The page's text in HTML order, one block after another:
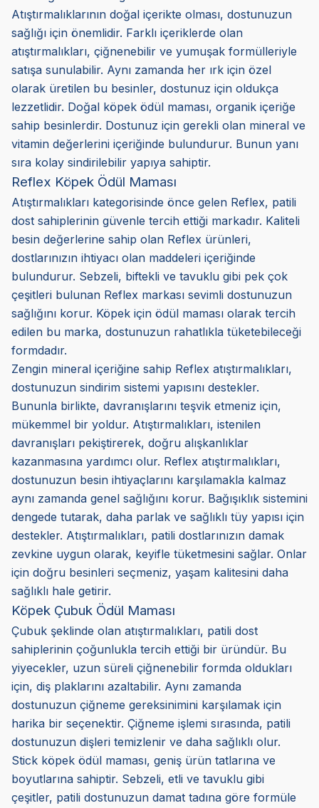
Atıştırmalıklarının doğal içerikte olması, dostunuzun
sağlığı için önemlidir. Farklı içeriklerde olan
atıştırmalıkları, çiğnenebilir ve yumuşak formülleriyle
satışa sunulabilir. Aynı zamanda her ırk için özel
olarak üretilen bu besinler, dostunuz için oldukça
lezzetlidir. Doğal köpek ödül maması, organik içeriğe
sahip besinlerdir. Dostunuz için gerekli olan mineral ve
vitamin değerlerini içeriğinde bulundurur. Bunun yanı
sıra kolay sindirilebilir yapıya sahiptir.
Reflex Köpek Ödül Maması
Atıştırmalıkları kategorisinde önce gelen Reflex, patili
dost sahiplerinin güvenle tercih ettiği markadır. Kaliteli
besin değerlerine sahip olan Reflex ürünleri,
dostlarınızın ihtiyacı olan maddeleri içeriğinde
bulundurur. Sebzeli, biftekli ve tavuklu gibi pek çok
çeşitleri bulunan Reflex markası sevimli dostunuzun
sağlığını korur. Köpek için ödül maması olarak tercih
edilen bu marka, dostunuzun rahatlıkla tüketebileceği
formdadır.
Zengin mineral içeriğine sahip Reflex atıştırmalıkları,
dostunuzun sindirim sistemi yapısını destekler.
Bununla birlikte, davranışlarını teşvik etmeniz için,
mükemmel bir yoldur. Atıştırmalıkları, istenilen
davranışları pekiştirerek, doğru alışkanlıklar
kazanmasına yardımcı olur. Reflex atıştırmalıkları,
dostunuzun besin ihtiyaçlarını karşılamakla kalmaz
aynı zamanda genel sağlığını korur. Bağışıklık sistemini
dengede tutarak, daha parlak ve sağlıklı tüy yapısı için
destekler. Atıştırmalıkları, patili dostlarınızın damak
zevkine uygun olarak, keyifle tüketmesini sağlar. Onlar
için doğru besinleri seçmeniz, yaşam kalitesini daha
sağlıklı hale getirir.
Köpek Çubuk Ödül Maması
Çubuk şeklinde olan atıştırmalıkları, patili dost
sahiplerinin çoğunlukla tercih ettiği bir üründür. Bu
yiyecekler, uzun süreli çiğnenebilir formda oldukları
için, diş plaklarını azaltabilir. Aynı zamanda
dostunuzun çiğneme gereksinimini karşılamak için
harika bir seçenektir. Çiğneme işlemi sırasında, patili
dostunuzun dişleri temizlenir ve daha sağlıklı olur.
Stick köpek ödül maması, geniş ürün tatlarına ve
boyutlarına sahiptir. Sebzeli, etli ve tavuklu gibi
çeşitler, patili dostunuzun damat tadına göre formüle